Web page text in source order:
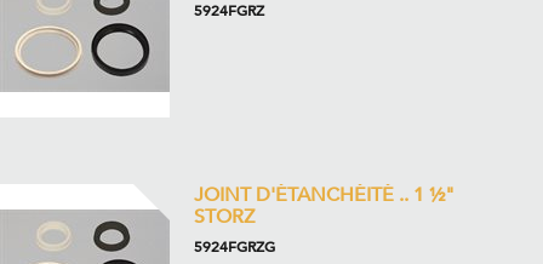
5924FGRZ
JOINT D'ÉTANCHÉITÉ .. 1 ½"
STORZ
5924FGRZG